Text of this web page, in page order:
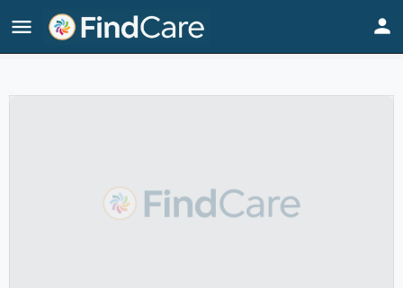
Home Listings 吉泉苑